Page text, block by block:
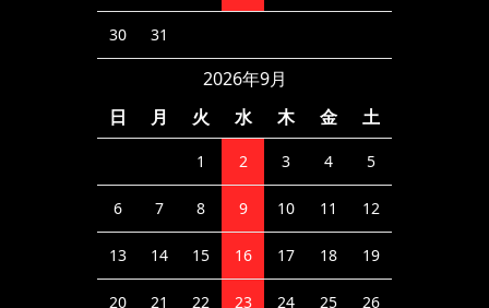
30 31
2026年9月
日
月 火 水 木 金 土
1 2 3 4 5
6 7 8 9 10 11 12
13 14 15 16 17 18 19
20 21 22 23 24 25 26